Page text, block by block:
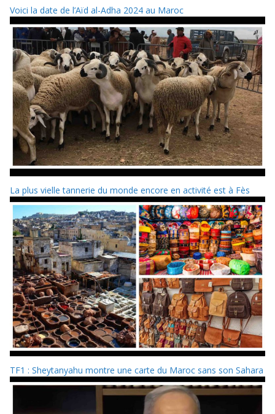
Voici la date de l’Aïd al-Adha 2024 au Maroc
La plus vielle tannerie du monde encore en activité est à Fès
TF1 : Sheytanyahu montre une carte du Maroc sans son Sahara